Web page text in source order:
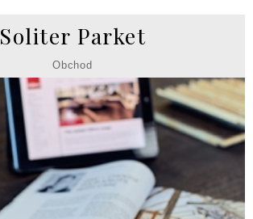
Soliter Parket
Obchod